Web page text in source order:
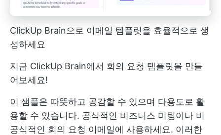
ClickUp Brain으로 이메일 템플릿을 효율적으로 생
성하세요
지금 ClickUp Brain에서 회의 요청 템플릿을 만들
어보세요!
이 샘플은 따뜻하고 공감할 수 있으며 다용도로 활
용할 수 있습니다. 공식적인 비즈니스 미팅이나 비
공식적인 회의 요청 이메일에 사용하세요. 이러한